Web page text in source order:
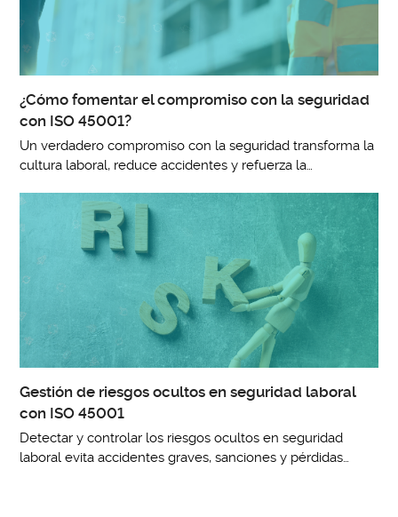
¿Cómo fomentar el compromiso con la seguridad
con ISO 45001?
Un verdadero compromiso con la seguridad transforma la
cultura laboral, reduce accidentes y refuerza la…
Gestión de riesgos ocultos en seguridad laboral
con ISO 45001
Detectar y controlar los riesgos ocultos en seguridad
laboral evita accidentes graves, sanciones y pérdidas…